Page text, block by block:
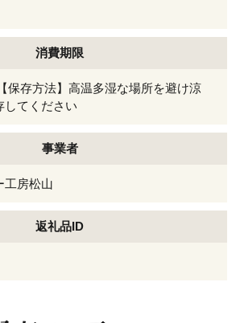
消費期限
保存方法】高温多湿な場所を避け涼
してください
事業者
工房松山
返礼品ID